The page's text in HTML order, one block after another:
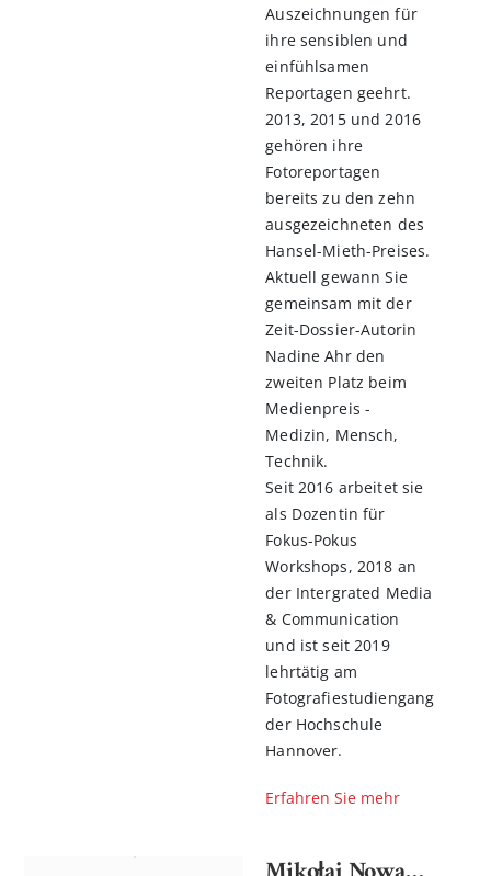
Auszeichnungen für
ihre sensiblen und
einfühlsamen
Reportagen geehrt.
2013, 2015 und 2016
gehören ihre
Fotoreportagen
bereits zu den zehn
ausgezeichneten des
Hansel-Mieth-Preises.
Aktuell gewann Sie
gemeinsam mit der
Zeit-Dossier-Autorin
Nadine Ahr den
zweiten Platz beim
Medienpreis -
Medizin, Mensch,
Technik.
Seit 2016 arbeitet sie
als Dozentin für
Fokus-Pokus
Workshops, 2018 an
der Intergrated Media
& Communication
und ist seit 2019
lehrtätig am
Fotografiestudiengang
der Hochschule
Hannover.
Erfahren Sie mehr